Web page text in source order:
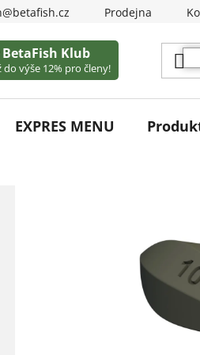
Prodejna
BetaFish Klub
do výše 12% pro členy!
EXPRES MENU